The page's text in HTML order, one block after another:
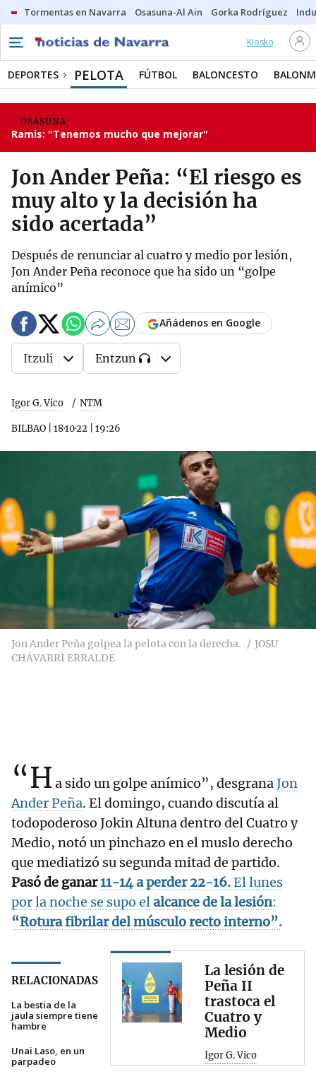
Tormentas en Navarra Osasuna-Al Ain Gorka Rodríguez
Kiosko
DEPORTES PELOTA FÚTBOL BALONCESTO
OSASUNA
Ramis: "Tenemos mucho que mejorar"
Jon Ander Peña: “El riesgo es
muy alto y la decisión ha
sido acertada”
Después de renunciar al cuatro y medio por lesión,
Jon Ander Peña reconoce que ha sido un “golpe
anímico”
Igor G. Vico NTM
BILBAO 18·10·22 19:26
Añádenos en Google
Itzuli Entzun
Jon Ander Peña golpea la pelota con la derecha.
JOSU
CHÁVARRI ERRALDE
“H a sido un golpe anímico”, desgranaJon
Ander Peña. El domingo, cuando discutía al
todopoderoso Jokin Altuna dentro del Cuatro y
Medio, notó un pinchazo en el muslo derecho
que mediatizó su segunda mitad de partido.
Pasó de ganar11-14 a perder 22-16.El lunes
por la noche se supo elalcance de la lesión:
“Rotura fibrilar del músculo recto interno”.
RELACIONADAS
La bestia de la
jaula siempre tiene
hambre
Unai Laso, en un
parpadeo
La lesión de
Peña II
trastoca el
Cuatro y
Medio
Igor G. Vico